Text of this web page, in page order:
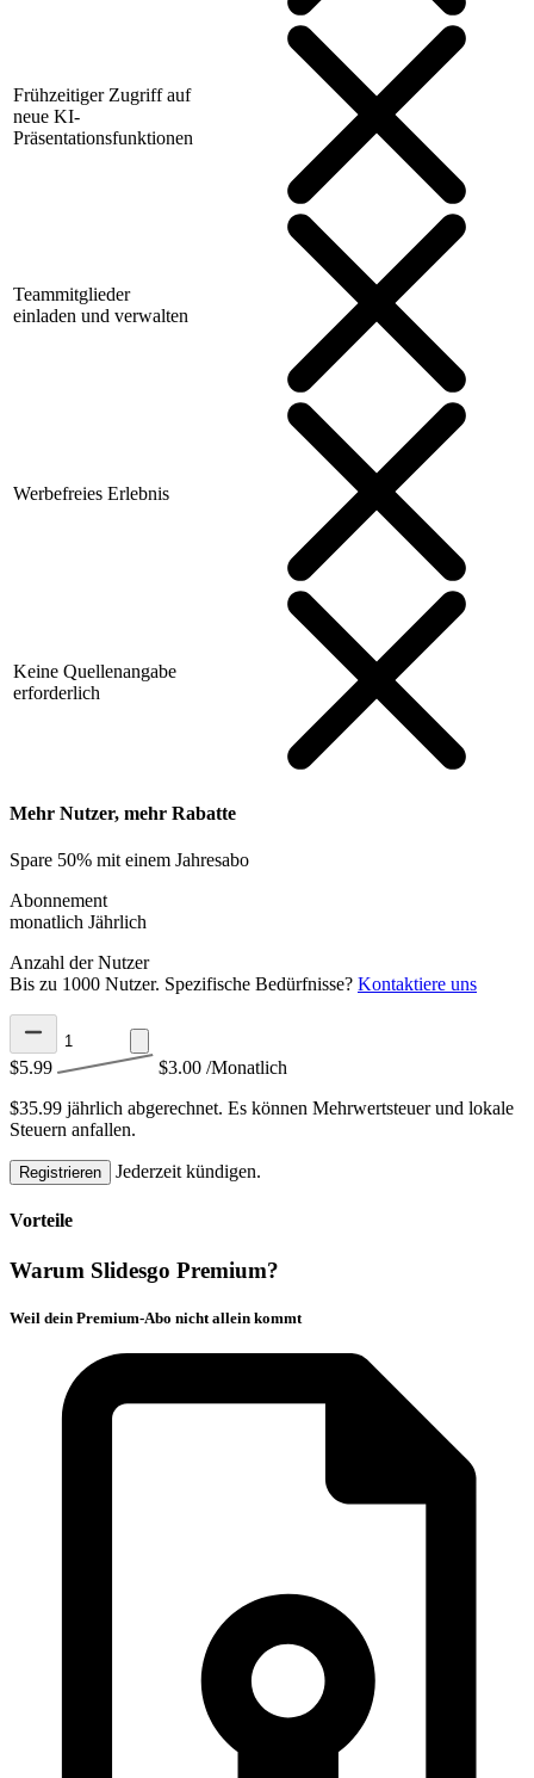
Frühzeitiger Zugriff auf
neue KI-
Präsentationsfunktionen
Teammitglieder
einladen und verwalten
Werbefreies Erlebnis
Keine Quellenangabe
erforderlich
Mehr Nutzer, mehr Rabatte
Spare 50% mit einem Jahresabo
Abonnement
monatlich Jährlich
Anzahl der Nutzer
Bis zu 1000 Nutzer. Spezifische Bedürfnisse? Kontaktiere uns
$5.99 $3.00 /Monatlich
$35.99 jährlich abgerechnet. Es können Mehrwertsteuer und lokale
Steuern anfallen.
Registrieren Jederzeit kündigen.
Vorteile
Warum Slidesgo Premium?
Weil dein Premium-Abo nicht allein kommt